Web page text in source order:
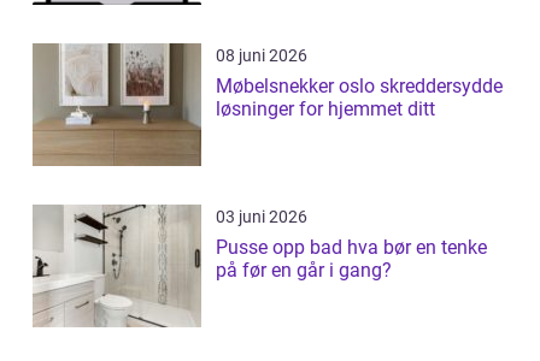
08 juni 2026
Møbelsnekker oslo skreddersydde
løsninger for hjemmet ditt
03 juni 2026
Pusse opp bad hva bør en tenke
på før en går i gang?